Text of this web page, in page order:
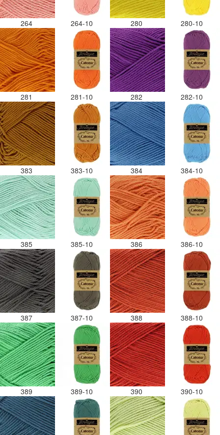
264 264-10 280 280-10
281 281-10 282 282-10
383 383-10 384 384-10
385 385-10 386 386-10
387 387-10 388 388-10
389 389-10 390 390-10